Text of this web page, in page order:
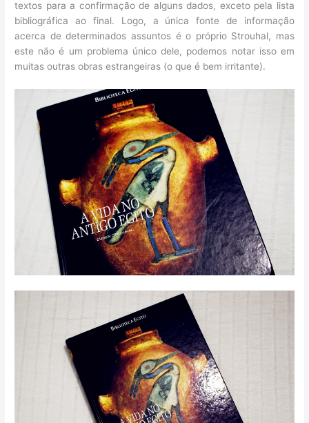
textos para a confirmação de alguns dados, exceto pela lista
bibliográfica ao final. Logo, a única fonte de informação
acerca de determinados assuntos é o próprio Strouhal, mas
este não é um problema único dele, podemos notar isso em
muitas outras obras estrangeiras (o que é bem irritante).